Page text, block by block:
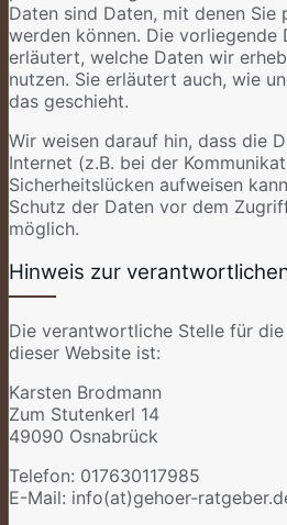
Daten sind Daten, mit denen
werden können. Die vorliegende
erläutert, welche Daten wir
nutzen. Sie erläutert auch, wie
das geschieht.
Wir weisen darauf hin, dass die
Internet (z.B. bei der
Sicherheitslücken aufweisen
Schutz der Daten vor dem
möglich.
Hinweis zur
Die verantwortliche Stelle für
dieser Website ist:
Karsten Brodmann
Zum Stutenkerl 14
49090 Osnabrück
Telefon: 017630117985
E-Mail: info(at)gehoer-